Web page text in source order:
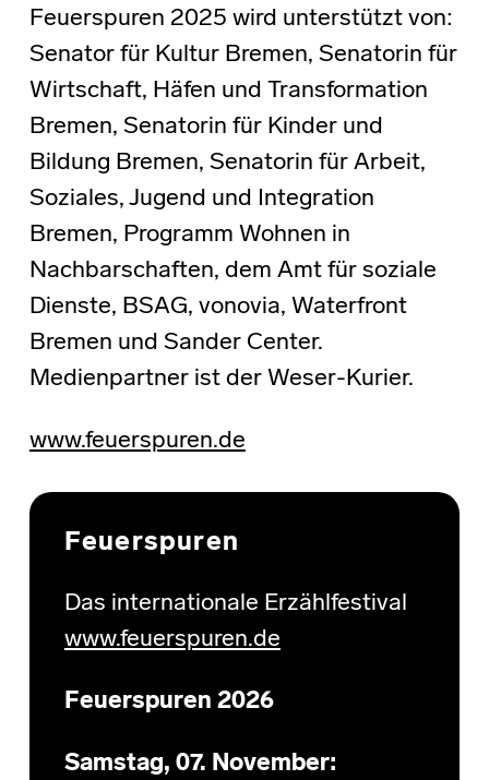
Feuerspuren 2025 wird unterstützt von:
Senator für Kultur Bremen, Senatorin für
Wirtschaft, Häfen und Transformation
Bremen, Senatorin für Kinder und
Bildung Bremen, Senatorin für Arbeit,
Soziales, Jugend und Integration
Bremen, Programm Wohnen in
Nachbarschaften, dem Amt für soziale
Dienste, BSAG, vonovia, Waterfront
Bremen und Sander Center.
Medienpartner ist der Weser-Kurier.
www.feuerspuren.de
Skip back to main navigation
Feuerspuren
Das internationale Erzählfestival
www.feuerspuren.de
Feuerspuren 2026
Samstag, 07. November: